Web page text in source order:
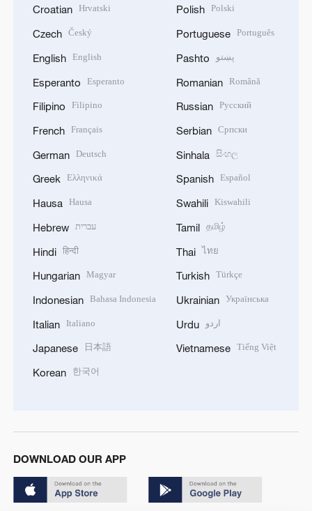
Croatian Hrvatski
Czech Český
English English
Esperanto Esperanto
Filipino Filipino
French Français
German Deutsch
Greek Ελληνικά
Hausa Hausa
Hebrew עברית
Hindi हिन्दी
Hungarian Magyar
Indonesian Bahasa Indonesia
Italian Italiano
Japanese 日本語
Korean 한국어
Polish Polski
Portuguese Português
Pashto پښتو
Romanian Română
Russian Русский
Serbian Српски
Sinhala සිංහල
Spanish Español
Swahili Kiswahili
Tamil தமிழ்
Thai ไทย
Turkish Türkçe
Ukrainian Українська
Urdu اردو
Vietnamese Tiếng Việt
DOWNLOAD OUR APP